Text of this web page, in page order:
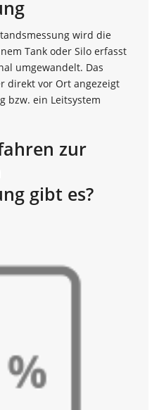
wird die
Tank oder Silo erfasst
umgewandelt. Das
direkt vor Ort angezeigt
bzw. ein Leitsystem
zur
gibt es?